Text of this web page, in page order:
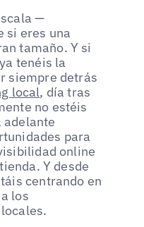
—
si eres una
tamaño. Y si
tenéis la
siempre detrás
local, día tras
no estéis
adelante
para
online
Y desde
centrando en
los